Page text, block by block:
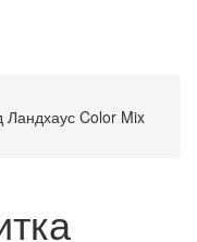
Ландхаус Color Mix